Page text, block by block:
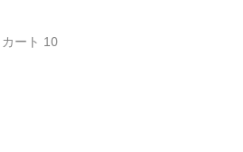
カート 10